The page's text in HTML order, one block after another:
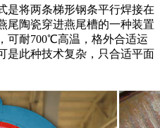
将两条梯形钢条平行焊接在
尾陶瓷穿进燕尾槽的一种装置
可耐700℃高温，格外合适运
是此种技术复杂，只合适平面